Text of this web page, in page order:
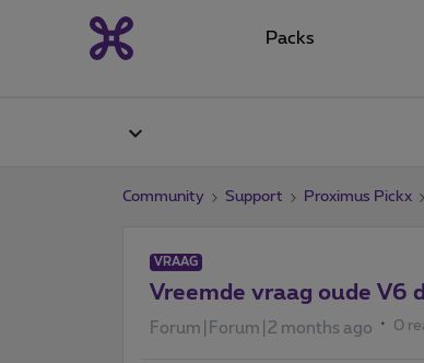
Packs
Community Support Proximus Pickx
VRAAG
Vreemde vraag oude V6
Forum|Forum|2 months ago 0